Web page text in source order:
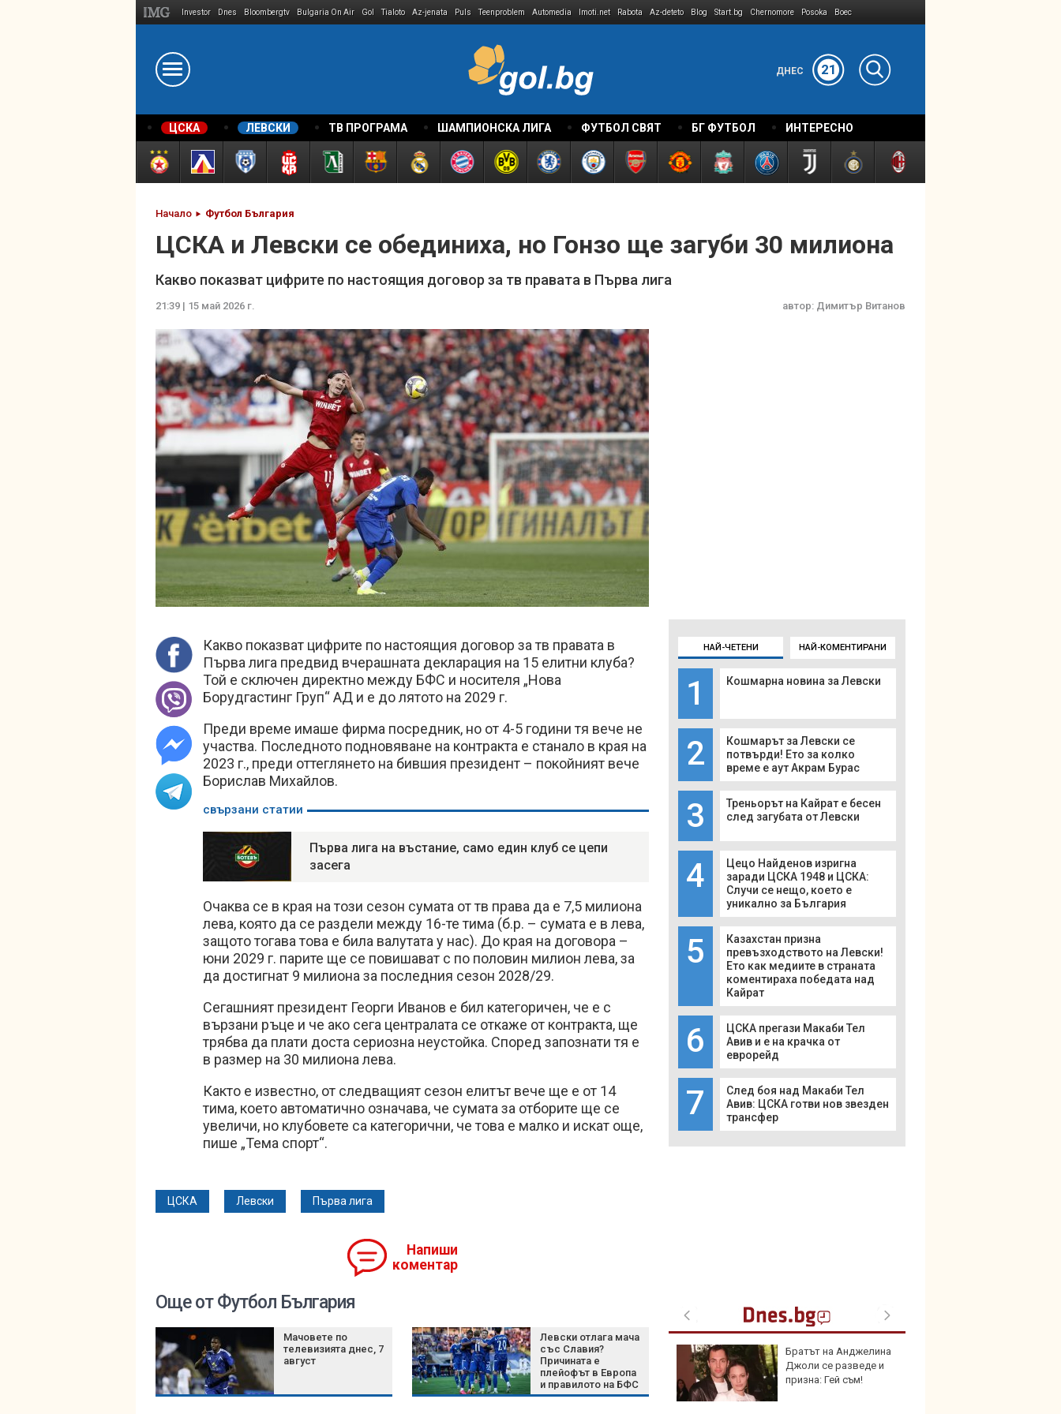
Investor Dnes Bloombergtv Bulgaria On Air Gol Tialoto Az-jenata Puls Teenproblem Automedia Imoti.net Rabota Az-deteto Blog Start.bg Chernomore Posoka Boec
ДНЕС 21
ЦСКА ЛЕВСКИ ТВ ПРОГРАМА ШАМПИОНСКА ЛИГА ФУТБОЛ СВЯТ БГ ФУТБОЛ ИНТЕРЕСНО
Начало Футбол България
ЦСКА и Левски се обединиха, но Гонзо ще загуби 30 милиона
Какво показват цифрите по настоящия договор за тв правата в Първа лига
21:39 | 15 май 2026 г. автор: Димитър Витанов
Какво показват цифрите по настоящия договор за тв правата в
Първа лига предвид вчерашната декларация на 15 елитни клуба?
Той е сключен директно между БФС и носителя „Нова
Борудгастинг Груп“ АД и е до лятото на 2029 г.
Преди време имаше фирма посредник, но от 4-5 години тя вече не
участва. Последното подновяване на контракта е станало в края на
2023 г., преди оттеглянето на бившия президент – покойният вече
Борислав Михайлов.
свързани статии
Първа лига на въстание, само един клуб се цепи
засега
Очаква се в края на този сезон сумата от тв права да е 7,5 милиона
лева, която да се раздели между 16-те тима (б.р. – сумата е в лева,
защото тогава това е била валутата у нас). До края на договора –
юни 2029 г. парите ще се повишават с по половин милион лева, за
да достигнат 9 милиона за последния сезон 2028/29.
Сегашният президент Георги Иванов е бил категоричен, че е с
вързани ръце и че ако сега централата се откаже от контракта, ще
трябва да плати доста сериозна неустойка. Според запознати тя е
в размер на 30 милиона лева.
Както е известно, от следващият сезон елитът вече ще е от 14
тима, което автоматично означава, че сумата за отборите ще се
увеличи, но клубовете са категорични, че това е малко и искат още,
пише „Тема спорт“.
ЦСКА Левски Първа лига
Напиши
коментар
НАЙ-ЧЕТЕНИ НАЙ-КОМЕНТИРАНИ
1 Кошмарна новина за Левски
2
Кошмарът за Левски се
потвърди! Ето за колко
време е аут Акрам Бурас
3
Треньорът на Кайрат е бесен
след загубата от Левски
4
Цецо Найденов изригна
заради ЦСКА 1948 и ЦСКА:
Случи се нещо, което е
уникално за България
5
Казахстан призна
превъзходството на Левски!
Ето как медиите в страната
коментираха победата над
Кайрат
6
ЦСКА прегази Макаби Тел
Авив и е на крачка от
еврорейд
7
След боя над Макаби Тел
Авив: ЦСКА готви нов звезден
трансфер
Още от Футбол България
Мачовете по
телевизията днес, 7
август
Левски отлага мача
със Славия?
Причината е
плейофът в Европа
и правилото на БФС
В "България сутрин" на
8 август от 9:30 часа:
Помага или пречи AI в
сферата на грима?
Братът на Анджелина
Джоли се разведе и
призна: Гей съм!